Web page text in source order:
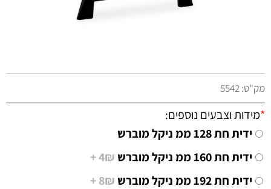
מק"ט:5542
*מידות וצבעים נוספים:
ידית חת 128 ממ ניקל מוברש
ידית חת 160 ממ ניקל מוברש
4₪ +
ידית חת 192 ממ ניקל מוברש
8₪ +